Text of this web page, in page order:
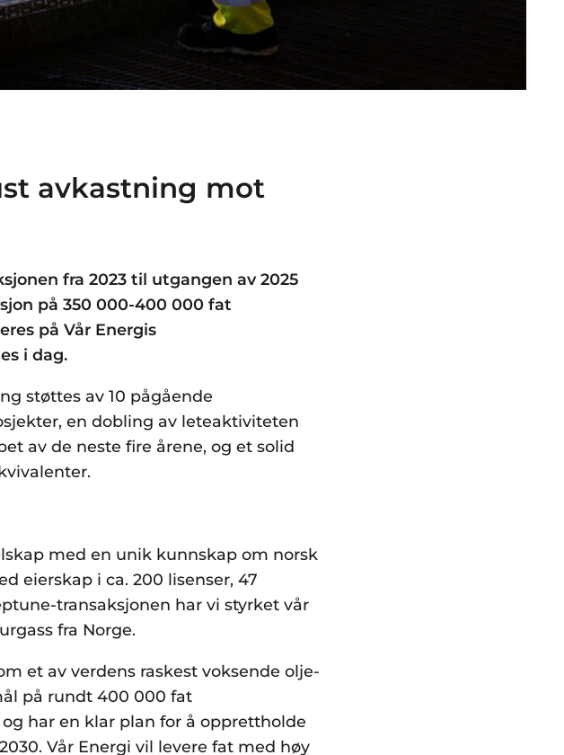
avkastning mot
fra 2023 til utgangen av 2025
på 350 000-400 000 fat
på Vår Energis
i dag.
støttes av 10 pågående
en dobling av leteaktiviteten
av de neste fire årene, og et solid
med en unik kunnskap om norsk
eierskap i ca. 200 lisenser, 47
transaksjonen har vi styrket vår
fra Norge.
et av verdens raskest voksende olje-
på rundt 400 000 fat
har en klar plan for å opprettholde
Vår Energi vil levere fat med høy